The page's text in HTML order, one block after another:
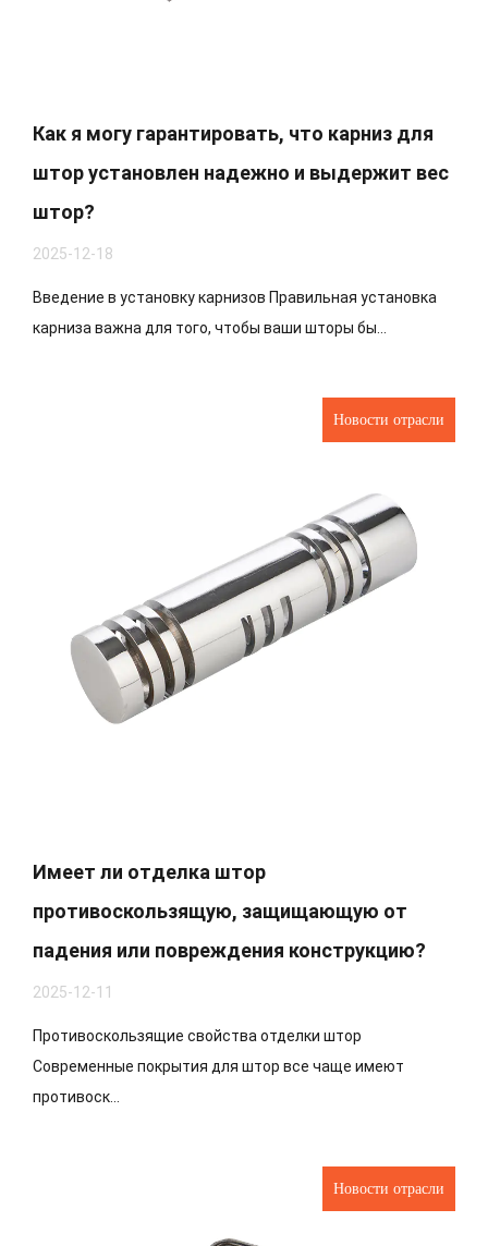
Как я могу гарантировать, что карниз для
штор установлен надежно и выдержит вес
штор?
2025-12-18
Введение в установку карнизов Правильная установка
карниза важна для того, чтобы ваши шторы бы...
Новости отрасли
Имеет ли отделка штор
противоскользящую, защищающую от
падения или повреждения конструкцию?
2025-12-11
Противоскользящие свойства отделки штор
Современные покрытия для штор все чаще имеют
противоск...
Новости отрасли